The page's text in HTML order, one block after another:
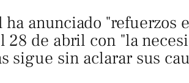
anunciado "refuerzos
de abril con "la
sigue sin aclarar sus